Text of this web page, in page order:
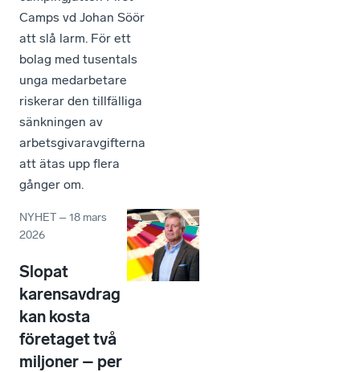
Camps vd Johan Söör
att slå larm. För ett
bolag med tusentals
unga medarbetare
riskerar den tillfälliga
sänkningen av
arbetsgivaravgifterna
att ätas upp flera
gånger om.
NYHET –18 mars
2026
Slopat
karensavdrag
kan kosta
företaget två
miljoner – per